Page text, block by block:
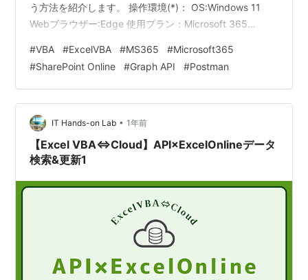
う方法を紹介します。 操作環境(*)： OS:Windows 11
Webブラウザー:Edge 使用プラン：Microsoft 365
ルおよびMicrosoft Graph REST APIにアクセスできる組
織アカウントでサインインしていること なお、この記事
では、VBAの使用許可や開発メニュー表示と…
#VBA #ExcelVBA #MS365 #Microsoft365
#SharePoint Online #Graph API #Postman
IT Hands-on Lab • 1年前
【Excel VBA⇔Cloud】API×ExcelOnlineデータ
検索&更新1